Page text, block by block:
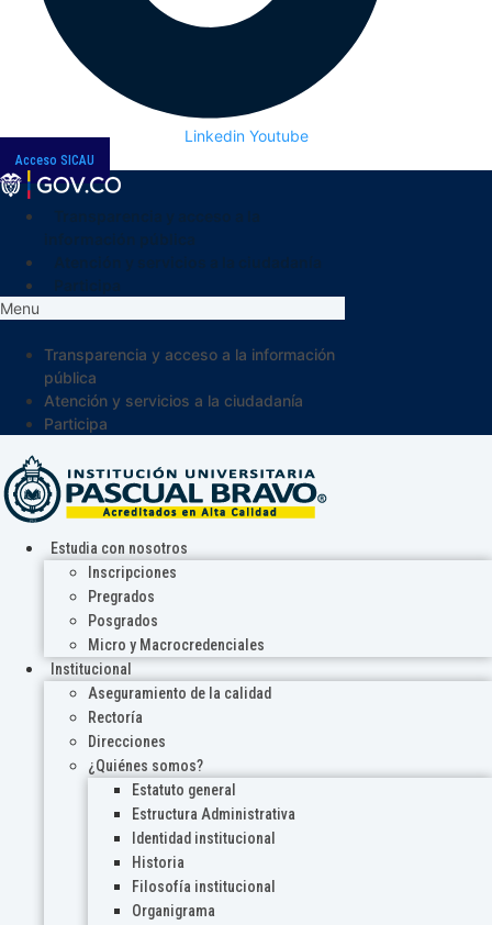
Linkedin Youtube
Acceso SICAU
Menu
Transparencia y acceso a la información
pública
Atención y servicios a la ciudadanía
Participa
Estudia con nosotros
Inscripciones
Pregrados
Posgrados
Micro y Macrocredenciales
Institucional
Aseguramiento de la calidad
Rectoría
Direcciones
¿Quiénes somos?
Estatuto general
Estructura Administrativa
Identidad institucional
Historia
Filosofía institucional
Organigrama